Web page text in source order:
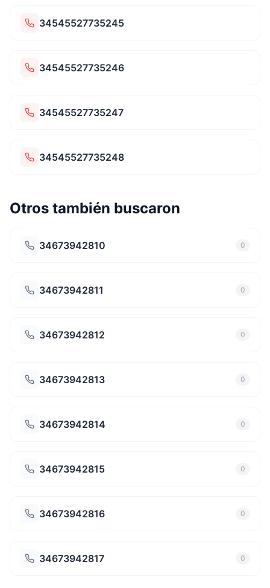
34545527735245
34545527735246
34545527735247
34545527735248
Otros también buscaron
34673942810 0
34673942811 0
34673942812 0
34673942813 0
34673942814 0
34673942815 0
34673942816 0
34673942817 0